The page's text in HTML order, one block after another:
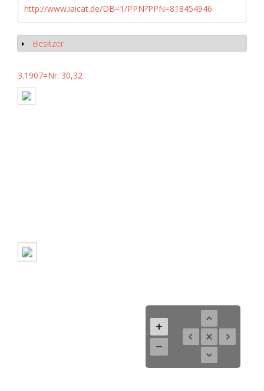
http://www.iaicat.de/DB=1/PPN?PPN=818454946
Anzeigen
Besitzer
3.1907=Nr. 30,32